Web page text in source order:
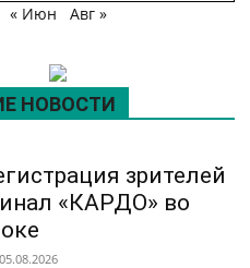
« Июн
Авг »
НОВОСТИ
зрителей
«КАРДО» во
05.08.2026